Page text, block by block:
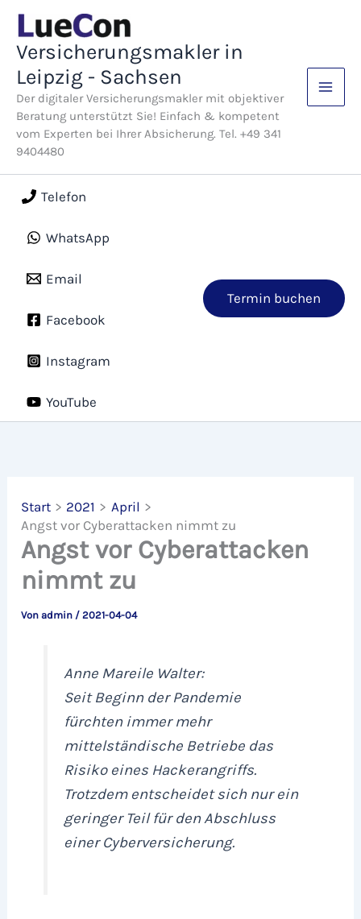
Zum
Inhalt
springen
Versicherungsmakler in
Leipzig - Sachsen
Der digitaler Versicherungsmakler mit objektiver
Beratung unterstützt Sie! Einfach & kompetent
vom Experten bei Ihrer Absicherung. Tel. +49 341
9404480
Telefon
WhatsApp
Email
Facebook
Instagram
YouTube
Termin buchen
Start 2021
April
Angst vor Cyberattacken nimmt zu
Angst vor Cyberattacken
nimmt zu
Vonadmin /2021-04-04
Anne Mareile Walter:
Seit Beginn der Pandemie
fürchten immer mehr
mittelständische Betriebe das
Risiko eines Hackerangriffs.
Trotzdem entscheidet sich nur ein
geringer Teil für den Abschluss
einer Cyberversicherung.